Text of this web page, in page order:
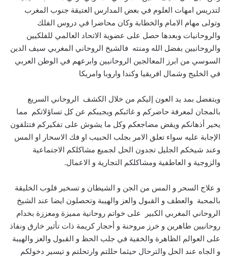
لتدريس امهات العلوم في بعض المدارس العتيقة جنوب المغرب
وتولى مهام الامام والخطابة وكان محاضرا في دروس الفلك
والروحانيات وبعدها حصل على عضوية الاتحاد العالمي للفلكيين
والروحانيين بفضل الله ومنته فالشيخ الروحاني المغربي سيف الدين
السوسي من ابرز المعالجين الروحانيين وابرعهم في الوطن العربي
في الخليج وشمال افريقيا وكندا واروبا وامريكا
ويتفضل بمد يد العون إليكم من خلال الكشف الروحاني السريع
بالمجان لمعرفة حاضركم و غائبكم ويجيبكم عن كل تساؤلاتكم مما
يحير أذهانكم ويقض مضاجعكم وكل ما يشوش على تفكيركم فتتلقون
الإجابة عليه سواء تعلق الامر بجلب الحبيب او فك الاسحار او المس
وعند شيخكم الجليل تجدون الحل لجميع مشاكلكم الاجتماعية
والزوجية و العاطفية ومشاكلكم التجارية و الاعمال.
و علاج السحر و المس من الجن و الشيطان و تسخير قلوب الخليقة
بالمحبة والعطف و القبول والعز والهيبة وتحصلون ايضا عند الشيخ
الروحاني المغربي الكبير على خواتم روحانية مميزة ومعززة بخدام
روحانيين طاهرين و خرز مروحنة و أحجار كريمة ذات تأثير خارق ونفاذ
على العوالم الظاهرة والخفية في جلب الحظ و القبول والعز والهيبة
و الجاه عند الحل والترحال حيثما حللتم وارتحلتم و تيسير دخولكم